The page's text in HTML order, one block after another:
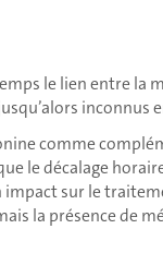
le lien entre la
inconnus
comme
le décalage
sur le
la présence de